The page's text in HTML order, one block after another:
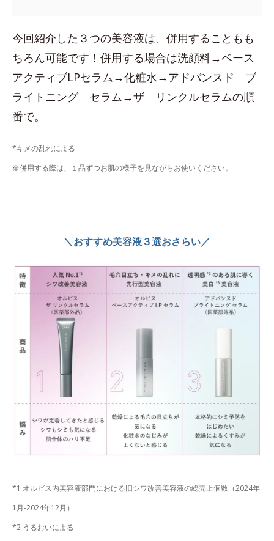
今回紹介した３つの美容液は、併用することもも
ちろん可能です！併用する場合は洗顔料→ベース
アクティブLPセラム→化粧水→アドバンスド ブ
ライトニング セラム→ザ リンクルセラムの順
番で。
*キメの乱れによる
※併用する際は、１品ずつお肌の様子を見ながらお使いください。
＼おすすめ美容液３選おさらい／
*1 オルビス内美容液部門における旧シワ改善美容液の総売上個数（2024年
1月-2024年12月）
*2 うるおいによる